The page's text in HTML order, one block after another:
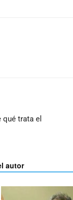
qué trata el
autor